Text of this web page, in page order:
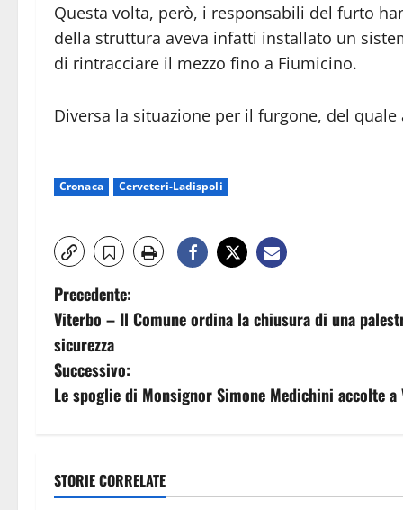
Questa volta, però, i responsabili del furto
della struttura aveva infatti installato un
di rintracciare il mezzo fino a Fiumicino.
Diversa la situazione per il furgone, del
Cronaca Cerveteri-Ladispoli
N
a
v
i
a
Precedente:
Viterbo – Il Comune ordina la chiusura di una
sicurezza
Successivo:
Le spoglie di Monsignor Simone Medichini accolte a
STORIE CORRELATE